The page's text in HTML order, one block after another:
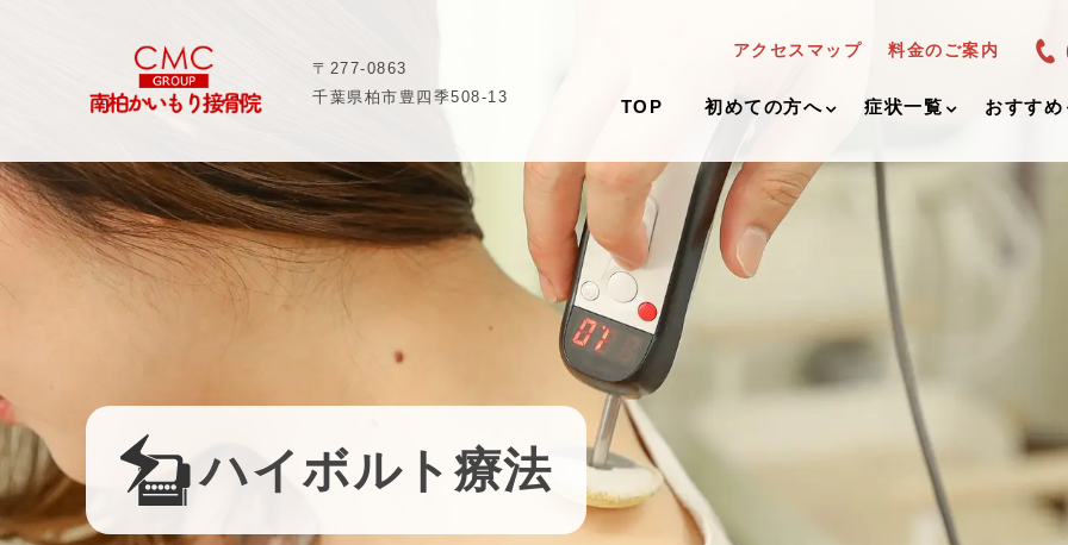
〒277-0863
千葉県柏市豊四季508-13
アクセスマップ 料金のご案内
TOP 初めての方へ 症状一覧 おすすめ
ハイボルト療法